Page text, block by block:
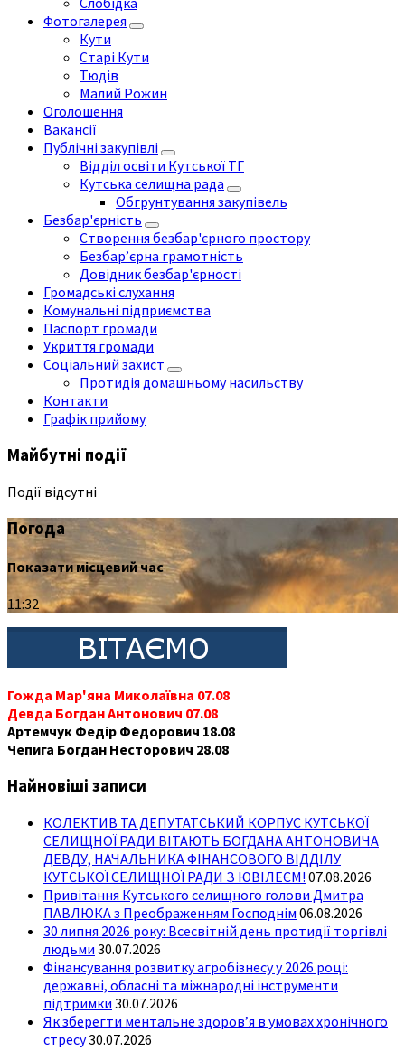
Фотогалерея
Кути
Старі Кути
Тюдів
Малий Рожин
Оголошення
Вакансії
Публічні закупівлі
Відділ освіти Кутської ТГ
Кутська селищна рада
Обгрунтування закупівель
Безбар'єрність
Створення безбар'єрного простору
Безбар’єрна грамотність
Довідник безбар'єрності
Громадські слухання
Комунальні підприємства
Паспорт громади
Укриття громади
Соціальний захист
Протидія домашньому насильству
Контакти
Графік прийому
Майбутні події
Події відсутні
Погода
Показати місцевий час
11:32
Гожда Мар'яна Миколаївна 07.08
Девда Богдан Антонович 07.08
Артемчук Федір Федорович 18.08
Чепига Богдан Несторович 28.08
Найновіші записи
КОЛЕКТИВ ТА ДЕПУТАТСЬКИЙ КОРПУС КУТСЬКОЇ
СЕЛИЩНОЇ РАДИ ВІТАЮТЬ БОГДАНА АНТОНОВИЧА
ДЕВДУ, НАЧАЛЬНИКА ФІНАНСОВОГО ВІДДІЛУ
КУТСЬКОЇ СЕЛИЩНОЇ РАДИ З ЮВІЛЕЄМ! 07.08.2026
Привітання Кутського селищного голови Дмитра
ПАВЛЮКА з Преображенням Господнім 06.08.2026
30 липня 2026 року: Всесвітній день протидії торгівлі
людьми 30.07.2026
Фінансування розвитку агробізнесу у 2026 році:
державні, обласні та міжнародні інструменти
підтримки 30.07.2026
Як зберегти ментальне здоров’я в умовах хронічного
стресу30.07.2026